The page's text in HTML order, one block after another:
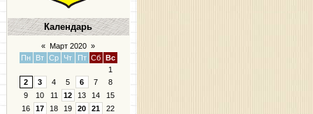
Календарь
« Март 2020 »
Пн
Вт Ср Чт Пт Сб
Вс
1
2
3 4 5 6 7
8
9
10 11 12 13 14
15
16
17 18 19 20 21
22